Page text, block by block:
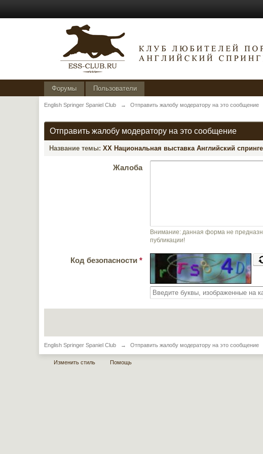
Форумы Пользователи
English Springer Spaniel Club → Отправить жалобу модератору на это сообщение
Отправить жалобу модератору на это сообщение
Название темы:XX Национальная выставка Английский
Жалоба
Внимание: данная форма не
публикации!
Код безопасности*
English Springer Spaniel Club → Отправить жалобу модератору на это сообщение
Изменить стиль Помощь